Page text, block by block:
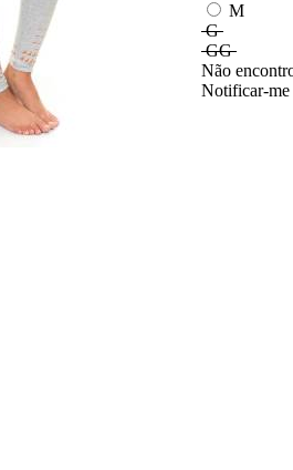
M
G
GG
Não
Notificar-me